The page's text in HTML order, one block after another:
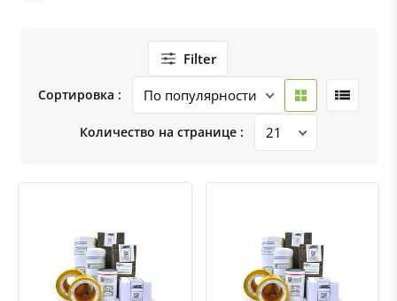
Filter
Сортировка :
Количество на странице :
Быстрый просмотр
Добавить к сравнению
Добавить в избранное Быстрый просмотр
Добавить к сравнению
Добавить в избранное